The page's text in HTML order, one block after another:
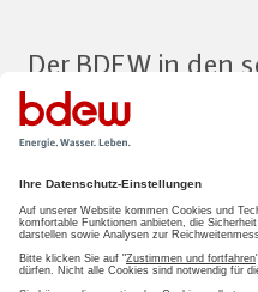
Der BDEW in den
Zum